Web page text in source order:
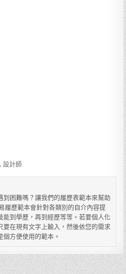
,設計師
到困難嗎？讓我們的履歷表範本來幫助
履歷範本會針對各類別的自介內容提
能到學歷，再到經歷等等。若要個人化
在現有文字上輸入，然後依您的需求
個方便使用的範本。